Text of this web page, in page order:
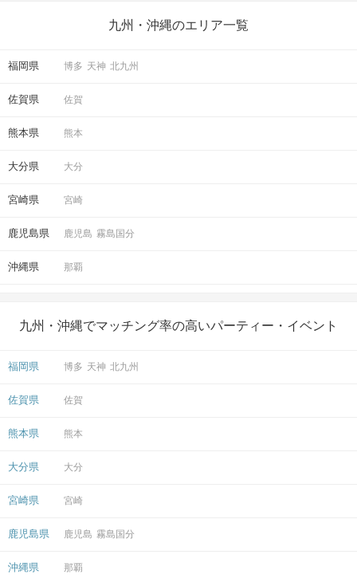
九州・沖縄のエリア一覧
福岡県 博多 天神 北九州
佐賀県 佐賀
熊本県 熊本
大分県 大分
宮崎県 宮崎
鹿児島県 鹿児島 霧島国分
沖縄県 那覇
九州・沖縄でマッチング率の高いパーティー・イベント
福岡県 博多 天神 北九州
佐賀県 佐賀
熊本県 熊本
大分県 大分
宮崎県 宮崎
鹿児島県 鹿児島 霧島国分
沖縄県 那覇